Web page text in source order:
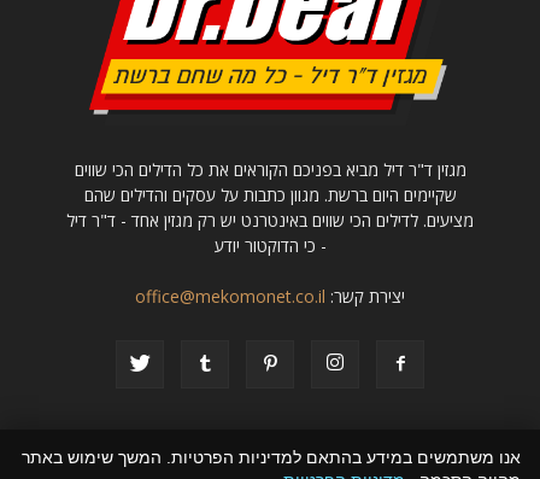
מגזין ד"ר דיל מביא בפניכם הקוראים את כל הדילים הכי שווים
שקיימים היום ברשת. מגוון כתבות על עסקים והדילים שהם
מציעים. לדילים הכי שווים באינטרנט יש רק מגזין אחד - ד"ר דיל
- כי הדוקטור יודע
יצירת קשר: office@mekomonet.co.il
אנו משתמשים במידע בהתאם למדיניות הפרטיות. המשך שימוש באתר